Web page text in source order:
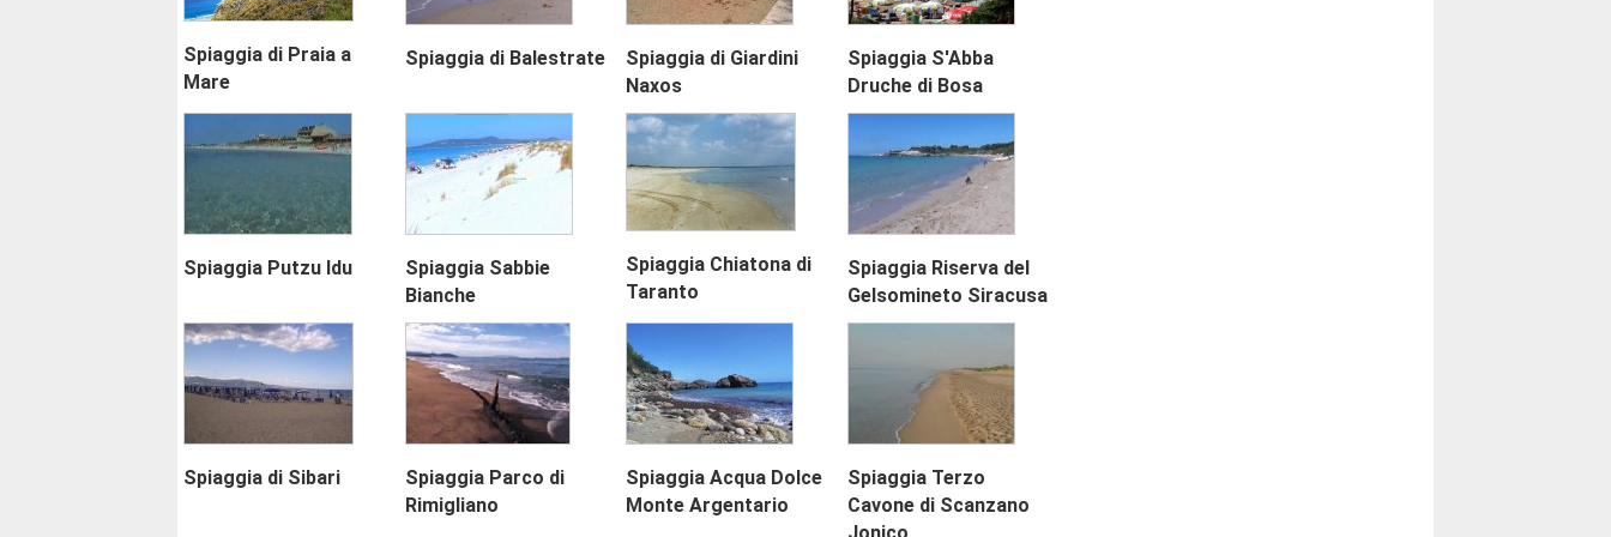
Spiaggia di Praia a
Mare
Spiaggia di Balestrate
Spiaggia di Giardini
Naxos
Spiaggia S'Abba
Druche di Bosa
Spiaggia Putzu Idu
Spiaggia Sabbie
Bianche
Spiaggia Chiatona di
Taranto
Spiaggia Riserva del
Gelsomineto Siracusa
Spiaggia di Sibari
Spiaggia Parco di
Rimigliano
Spiaggia Acqua Dolce
Monte Argentario
Spiaggia Terzo
Cavone di Scanzano
Jonico